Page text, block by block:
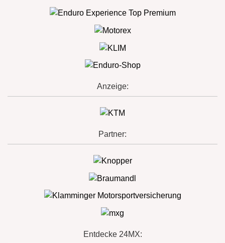
Anzeige:
Partner:
Entdecke 24MX: